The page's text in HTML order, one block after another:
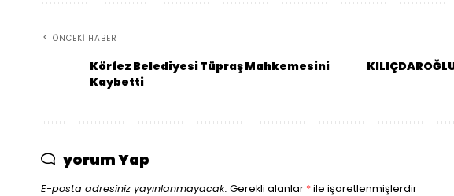
ÖNCEKI HABER
Körfez Belediyesi Tüpraş Mahkemesini
Kaybetti
yorum Yap
E-posta adresiniz yayınlanmayacak. Gerekli alanlar *ile işaretlenmişlerdir